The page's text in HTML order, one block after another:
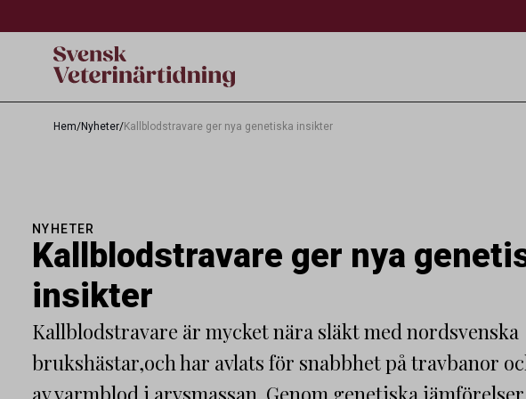
Hem/Nyheter/Kallblodstravare ger nya genetiska insikter
NYHETER
Kallblodstravare ger nya
insikter
Kallblodstravare är mycket nära släkt med nordsvenska
brukshästar,och har avlats för snabbhet på travbanor
av varmblod i arvsmassan. Genom genetiska jämförelser